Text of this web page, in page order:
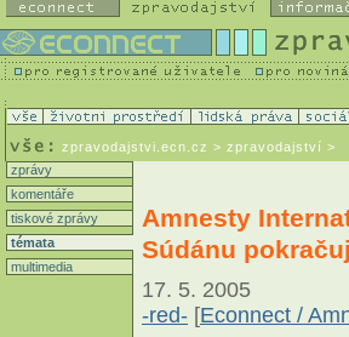
zpravodajstvi.ecn.cz > zpravodajství >
zprávy
komentáře
tiskové zprávy
témata
multimedia
Amnesty
Súdánu
17. 5. 2005
-red- [Econnect /